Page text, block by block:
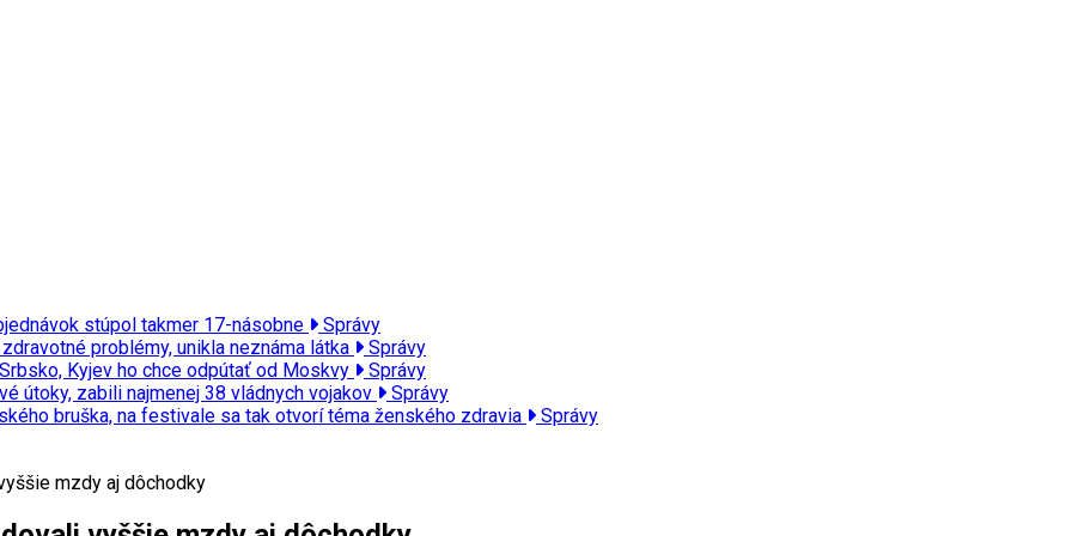
stúpol takmer 17-násobne
Správy
problémy, unikla neznáma látka
Správy
Kyjev ho chce odpútať od Moskvy
Správy
útoky, zabili najmenej 38 vládnych vojakov
Správy
bruška, na festivale sa tak otvorí téma ženského zdravia
Správy
mzdy aj dôchodky